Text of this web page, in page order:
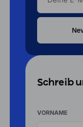
MAIL
ADRESSE
Schreib
VORNAME